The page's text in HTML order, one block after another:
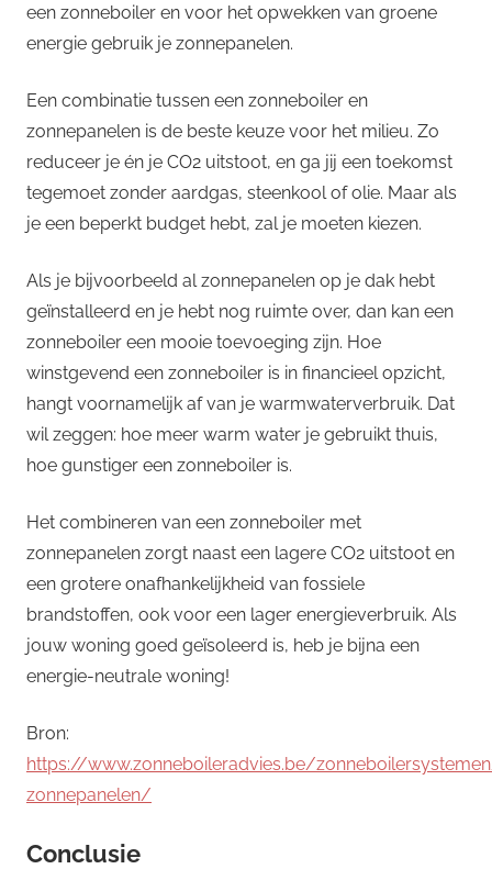
een zonneboiler en voor het opwekken van groene
energie gebruik je zonnepanelen.
Een combinatie tussen een zonneboiler en
zonnepanelen is de beste keuze voor het milieu. Zo
reduceer je én je CO2 uitstoot, en ga jij een toekomst
tegemoet zonder aardgas, steenkool of olie. Maar als
je een beperkt budget hebt, zal je moeten kiezen.
Als je bijvoorbeeld al zonnepanelen op je dak hebt
geïnstalleerd en je hebt nog ruimte over, dan kan een
zonneboiler een mooie toevoeging zijn. Hoe
winstgevend een zonneboiler is in financieel opzicht,
hangt voornamelijk af van je warmwaterverbruik. Dat
wil zeggen: hoe meer warm water je gebruikt thuis,
hoe gunstiger een zonneboiler is.
Het combineren van een zonneboiler met
zonnepanelen zorgt naast een lagere CO2 uitstoot en
een grotere onafhankelijkheid van fossiele
brandstoffen, ook voor een lager energieverbruik. Als
jouw woning goed geïsoleerd is, heb je bijna een
energie-neutrale woning!
Bron:
https://www.zonneboileradvies.be/
zonnepanelen/
Conclusie